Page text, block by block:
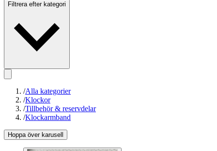
Filtrera efter kategori
/Alla kategorier
/Klockor
/Tillbehör & reservdelar
/Klockarmband
Hoppa över karusell